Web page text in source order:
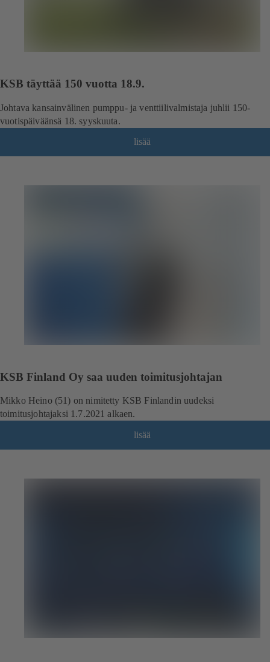
KSB täyttää 150 vuotta 18.9.
Johtava kansainvälinen pumppu- ja venttiilivalmistaja juhlii 150-
vuotispäiväänsä 18. syyskuuta.
lisää
KSB Finland Oy saa uuden toimitusjohtajan
Mikko Heino (51) on nimitetty KSB Finlandin uudeksi
toimitusjohtajaksi 1.7.2021 alkaen.
lisää